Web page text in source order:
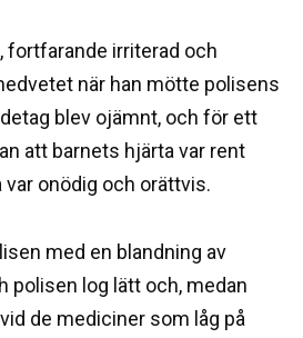
fortfarande irriterad och
när han mötte polisens
blev ojämnt, och för ett
att barnets hjärta var rent
onödig och orättvis.
med en blandning av
polisen log lätt och, medan
de mediciner som låg på